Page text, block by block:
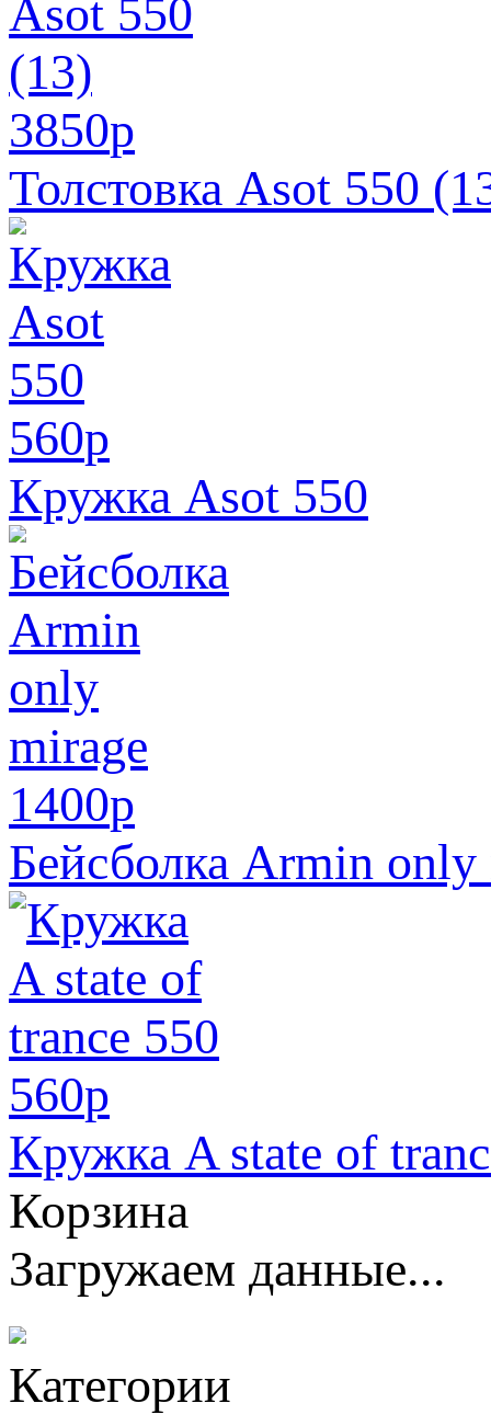
3850p
Толстовка Asot 550
560p
Кружка Asot 550
1400p
Бейсболка Armin only
560p
Кружка A state of
Корзина
Загружаем данные...
Категории